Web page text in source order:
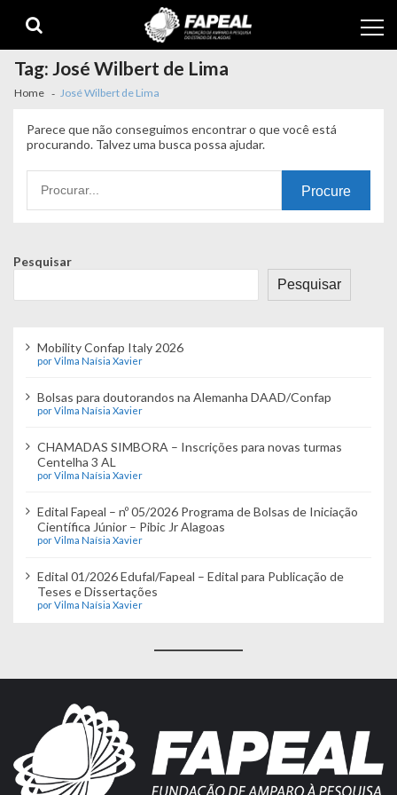
navigation
content
Tag:José Wilbert de Lima
Home José Wilbert de Lima
Parece que não conseguimos encontrar o que você está
procurando. Talvez uma busca possa ajudar.
por:
Pesquisar
Pesquisar
Mobility Confap Italy 2026
por Vilma Naísia Xavier
Bolsas para doutorandos na Alemanha DAAD/Confap
por Vilma Naísia Xavier
CHAMADAS SIMBORA – Inscrições para novas turmas
Centelha 3 AL
por Vilma Naísia Xavier
Edital Fapeal – nº 05/2026 Programa de Bolsas de Iniciação
Científica Júnior – Pibic Jr Alagoas
por Vilma Naísia Xavier
Edital 01/2026 Edufal/Fapeal – Edital para Publicação de
Teses e Dissertações
por Vilma Naísia Xavier